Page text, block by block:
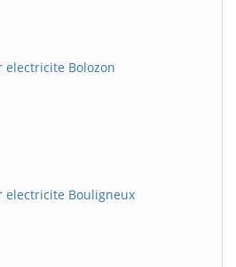
electricite Bolozon
electricite Bouligneux